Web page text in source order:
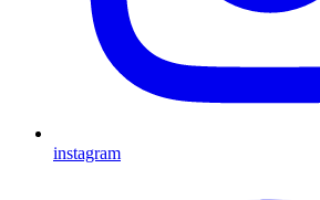
instagram